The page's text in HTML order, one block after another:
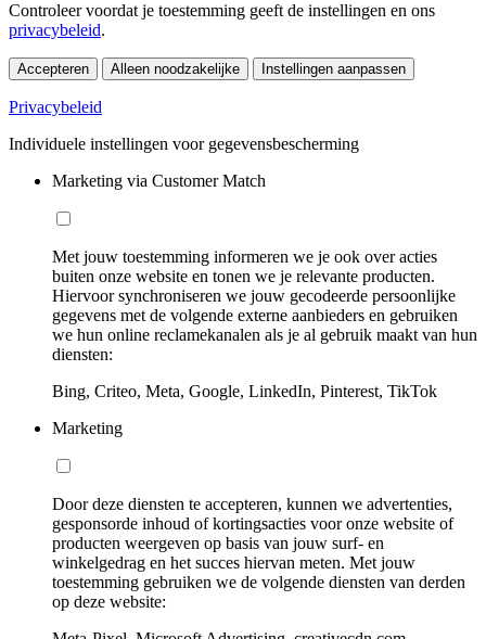
Controleer voordat je toestemming geeft de instellingen en ons
privacybeleid.
Accepteren Alleen noodzakelijke Instellingen aanpassen
Privacybeleid
Individuele instellingen voor gegevensbescherming
Marketing via Customer Match
Met jouw toestemming informeren we je ook over acties
buiten onze website en tonen we je relevante producten.
Hiervoor synchroniseren we jouw gecodeerde persoonlijke
gegevens met de volgende externe aanbieders en gebruiken
we hun online reclamekanalen als je al gebruik maakt van hun
diensten:
Bing, Criteo, Meta, Google, LinkedIn, Pinterest, TikTok
Marketing
Door deze diensten te accepteren, kunnen we advertenties,
gesponsorde inhoud of kortingsacties voor onze website of
producten weergeven op basis van jouw surf- en
winkelgedrag en het succes hiervan meten. Met jouw
toestemming gebruiken we de volgende diensten van derden
op deze website: